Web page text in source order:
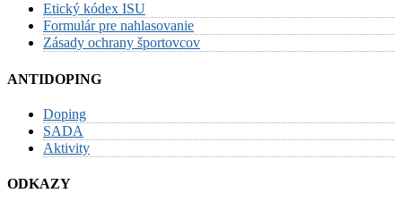
Etický kódex ISU
Formulár pre nahlasovanie
Zásady ochrany športovcov
ANTIDOPING
Doping
SADA
Aktivity
ODKAZY